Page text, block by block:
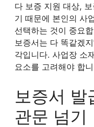
다 보증 지원 대상,
기 때문에 본인의 사
선택하는 것이 중요
보증서는 다 똑같겠
각입니다. 사업장 소
요소를 고려해야 합
보증서 발
관문 넘기